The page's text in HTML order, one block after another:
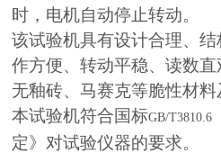
时，电机自动停止转动。
该试验机具有设计合理、
作方便、转动平稳、读数
无釉砖、马赛克等脆性材料
本试验机符合国标GB/T3810.6
定》对试验仪器的要求。